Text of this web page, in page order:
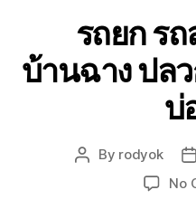
รถยก รถ
บ้านฉาง ปล
บ่
Post
By rodyok
No